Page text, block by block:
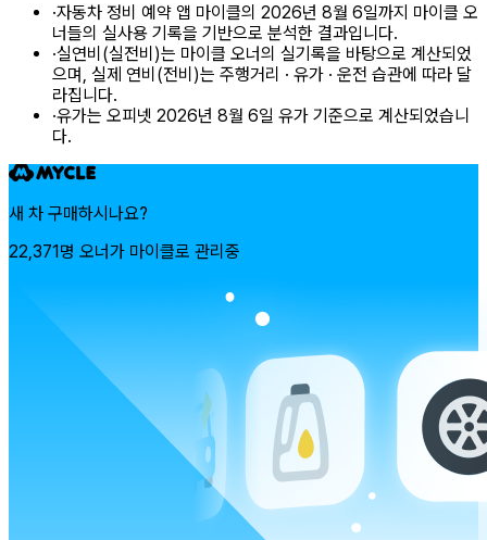
·자동차 정비 예약 앱 마이클의 2026년 8월 6일까지 마이클 오
너들의 실사용 기록을 기반으로 분석한 결과입니다.
·실연비(실전비)는 마이클 오너의 실기록을 바탕으로 계산되었
으며, 실제 연비(전비)는 주행거리 · 유가 · 운전 습관에 따라 달
라집니다.
·유가는 오피넷 2026년 8월 6일 유가 기준으로 계산되었습니
다.
새 차 구매하시나요?
22,371명 오너가 마이클로 관리중